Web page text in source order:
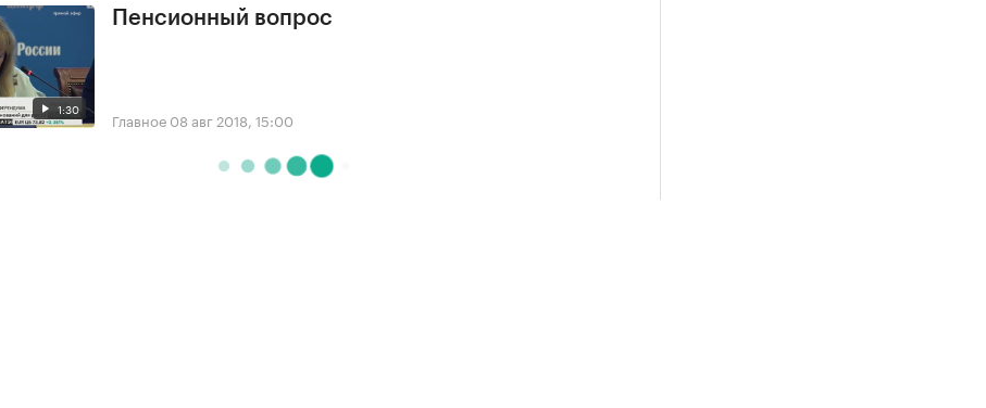
1:30
Пенсионный вопрос
Главное 08 авг 2018, 15:00